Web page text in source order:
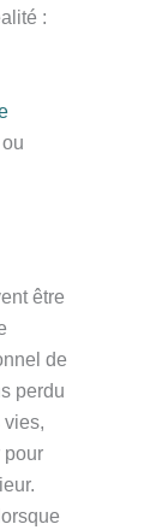
:
être
de
perdu
vies,
pour